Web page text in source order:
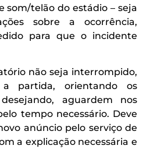
som/telão do estádio – seja
sobre a ocorrência,
para que o incidente
não seja interrompido,
partida, orientando os
aguardem nos
tempo necessário. Deve
anúncio pelo serviço de
a explicação necessária e